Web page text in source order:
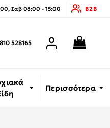
Σαβ 08:00 - 15:00 B2B
528165
Περισσότερα